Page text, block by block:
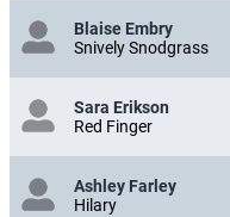
Blaise Embry
Snively Snodgrass
Sara Erikson
Red Finger
Ashley Farley
Hilary